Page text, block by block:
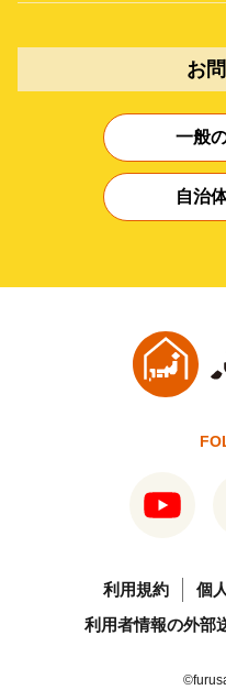
お
一般
自治
利用規約
個
利用者情報の外部